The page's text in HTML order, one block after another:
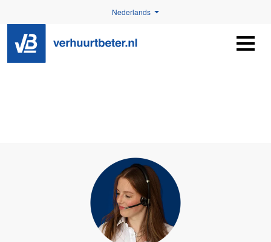
Nederlands